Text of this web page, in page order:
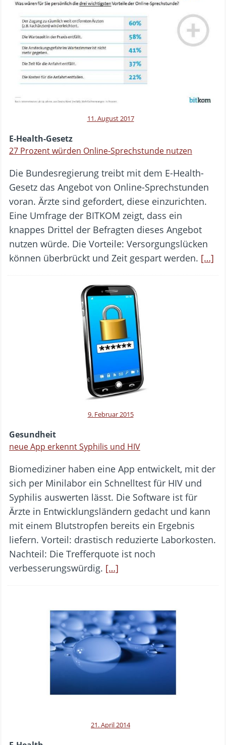
11. August 2017
E-Health-Gesetz
27 Prozent würden Online-Sprechstunde nutzen
Die Bundesregierung treibt mit dem E-Health-
Gesetz das Angebot von Online-Sprechstunden
voran. Ärzte sind gefordert, diese einzurichten.
Eine Umfrage der BITKOM zeigt, dass ein
knappes Drittel der Befragten dieses Angebot
nutzen würde. Die Vorteile: Versorgungslücken
können überbrückt und Zeit gespart werden. […]
9. Februar 2015
Gesundheit
neue App erkennt Syphilis und HIV
Biomediziner haben eine App entwickelt, mit der
sich per Minilabor ein Schnelltest für HIV und
Syphilis auswerten lässt. Die Software ist für
Ärzte in Entwicklungsländern gedacht und kann
mit einem Blutstropfen bereits ein Ergebnis
liefern. Vorteil: drastisch reduzierte Laborkosten.
Nachteil: Die Trefferquote ist noch
verbesserungswürdig. […]
21. April 2014